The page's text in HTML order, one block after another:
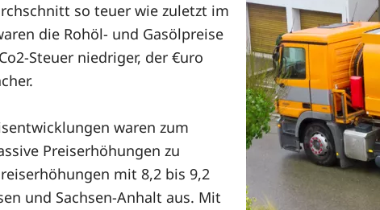
so teuer wie zuletzt im
die Rohöl- und Gasölpreise
Steuer niedriger, der €uro
waren zum
Preiserhöhungen zu
mit 8,2 bis 9,2
und Sachsen-Anhalt aus. Mit